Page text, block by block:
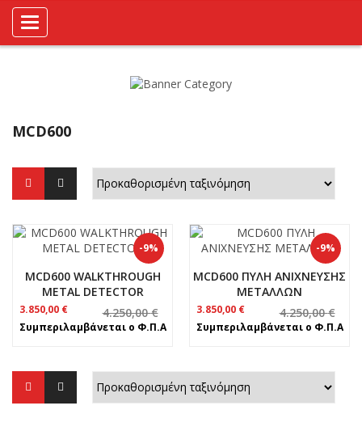
Toggle
navigation
MCD600
-9%
MCD600 WALKTHROUGH
METAL DETECTOR
4.250,00€
Original
price
was:
3.850,00 €
τρέχουσα
τιμή
Συμπεριλαμβάνεται ο Φ.Π.Α
-9%
MCD600 ΠΥΛΗ ΑΝΙΧΝΕΥΣΗΣ
ΜΕΤΑΛΛΩΝ
4.250,00€
Original
price
was:
3.850,00 €
τρέχουσα
τιμή
Συμπεριλαμβάνεται ο Φ.Π.Α